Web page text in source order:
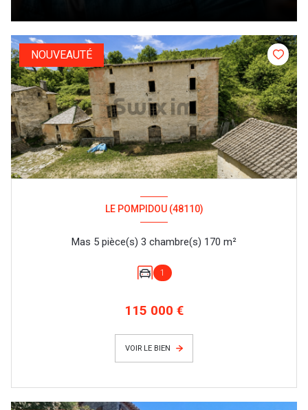
NOUVEAUTÉ
LE POMPIDOU (48110)
Mas 5 pièce(s) 3 chambre(s) 170 m²
1
115 000 €
VOIR LE BIEN